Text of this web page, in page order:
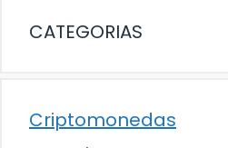
CATEGORIAS
Criptomonedas